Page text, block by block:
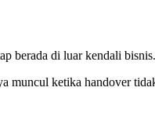
berada di luar kendali bisnis.
muncul ketika handover